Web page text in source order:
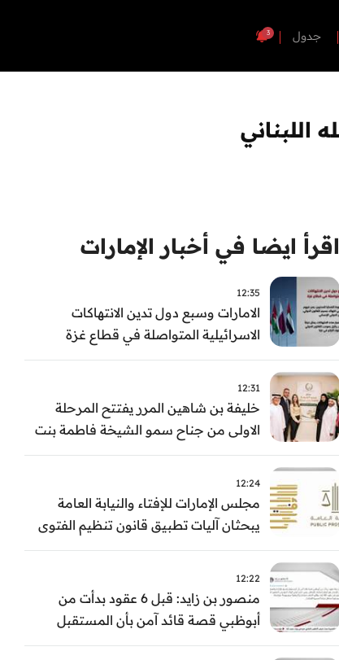
جدول 3
اقرأ ايضا في أخبار الإمارات
12:35
الامارات وسبع دول تدين الانتهاكات
الاسرائيلية المتواصلة في قطاع غزة
12:31
خليفة بن شاهين المرر يفتتح المرحلة
الاولى من جناح سمو الشيخة فاطمة بنت
مبارك للجراحة النسائية والتوليد في
12:24
مجلس الإمارات للإفتاء والنيابة العامة
يبحثان آليات تطبيق قانون تنظيم الفتوى
وضبط المخالفات
12:22
منصور بن زايد: قبل 6 عقود بدأت من
أبوظبي قصة قائد آمن بأن المستقبل
يُصنع بالإرادة والعمل